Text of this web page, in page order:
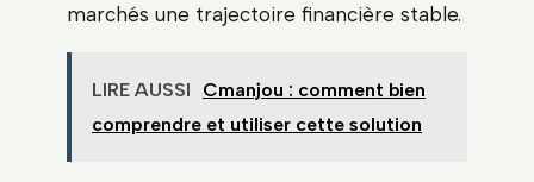
marchés une trajectoire financière stable.
LIRE AUSSI
Cmanjou : comment bien
comprendre et utiliser cette solution